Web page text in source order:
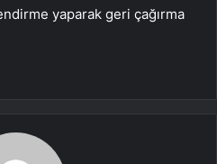
yaparak geri çağırma